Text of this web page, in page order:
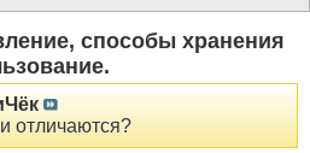
способы хранения
отличаются?